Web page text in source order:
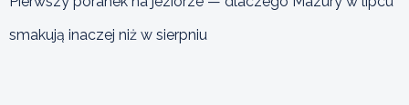
smakują inaczej niż w sierpniu